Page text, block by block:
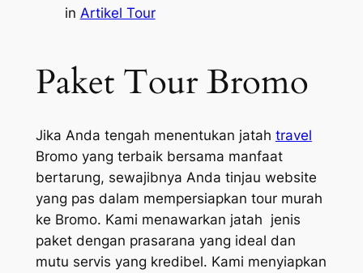
in Artikel Tour
Paket Tour Bromo
Jika Anda tengah menentukan jatah travel
Bromo yang terbaik bersama manfaat
bertarung, sewajibnya Anda tinjau website
yang pas dalam mempersiapkan tour murah
ke Bromo. Kami menawarkan jatah jenis
paket dengan prasarana yang ideal dan
mutu servis yang kredibel. Kami menyiapkan